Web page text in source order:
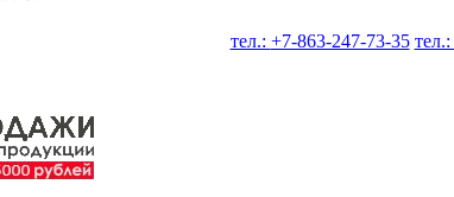
тел.: +7-863-247-73-35 тел.: